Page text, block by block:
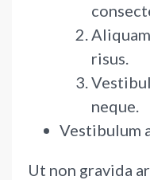
risus.
neque.
Vestibulum
Ut non gravida